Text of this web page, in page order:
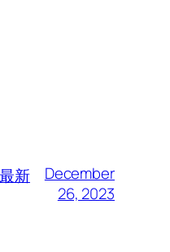
新
December
26, 2023